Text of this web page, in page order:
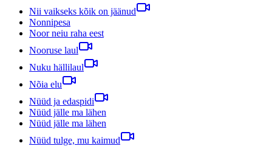
Nii vaikseks kõik on jäänud
Nonnipesa
Noor neiu raha eest
Nooruse laul
Nuku hällilaul
Nõia elu
Nüüd ja edaspidi
Nüüd jälle ma lähen
Nüüd jälle ma lähen
Nüüd tulge, mu kaimud